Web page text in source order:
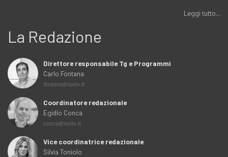
Leggi tutto...
La Redazione
Direttore responsabile Tg e Programmi
Carlo Fontana
fontana@noitv.it
Coordinatore redazionale
Egidio Conca
conca@noitv.it
Vice coordinatrice redazionale
Silvia Toniolo